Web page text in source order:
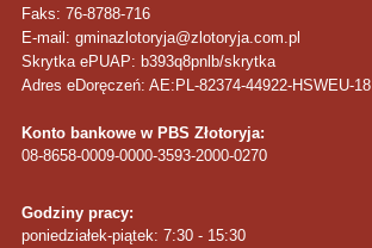
Faks: 76-8788-716
E-mail: gminazlotoryja@zlotoryja.com.pl
Skrytka ePUAP: b393q8pnlb/skrytka
Adres eDoręczeń: AE:PL-82374-44922-HSWEU-18
Konto bankowe w PBS Złotoryja:
08-8658-0009-0000-3593-2000-0270
Godziny pracy:
poniedziałek-piątek: 7:30 - 15:30